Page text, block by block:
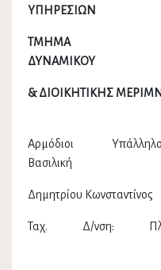
ΤΜΗΜΑ
&
Αρμόδιοι
Βασιλική
Δημητρίου
Ταχ. Δ/νση: